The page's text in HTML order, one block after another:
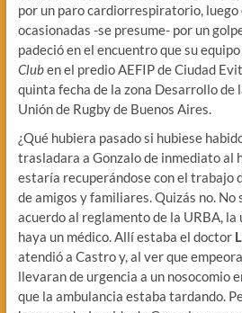
por un paro cardiorrespiratorio,
ocasionadas -se presume- por un
padeció en el encuentro que su
Cluben el predio AEFIP de Ciudad
quinta fecha de la zona Desarrollo de
Unión de Rugby de Buenos Aires.
¿Qué hubiera pasado si hubiese
trasladara a Gonzalo de inmediato al
estaría recuperándose con el trabajo
de amigos y familiares. Quizás no. No
acuerdo al reglamento de la URBA, la
haya un médico. Allí estaba el doctor
atendió a Castro y, al ver que
llevaran de urgencia a un nosocomio
que la ambulancia estaba tardando.